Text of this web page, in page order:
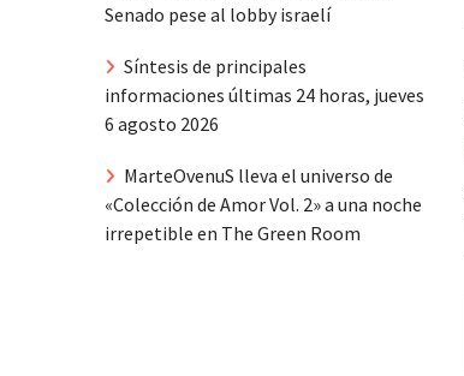
Senado pese al lobby israelí
Síntesis de principales
informaciones últimas 24 horas, jueves
6 agosto 2026
MarteOvenuS lleva el universo de
«Colección de Amor Vol. 2» a una noche
irrepetible en The Green Room